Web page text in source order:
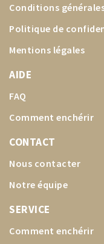
Conditions
Politique de
Mentions légales
AIDE
FAQ
Comment enchérir
CONTACT
Nous contacter
Notre équipe
SERVICE
Comment enchérir